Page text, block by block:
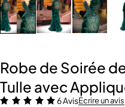
Robe de Soirée
Tulle avec
6 AvisÉcrire un avis